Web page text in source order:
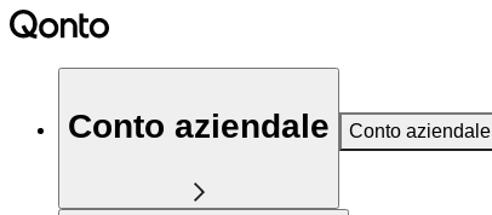
Conto aziendale Conto aziendale